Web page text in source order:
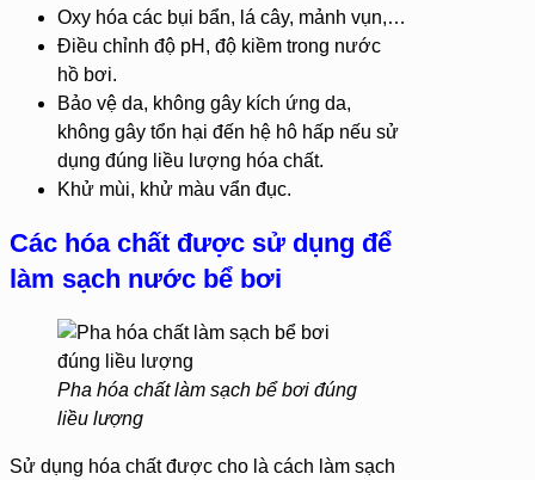
Oxy hóa các bụi bẩn, lá cây, mảnh vụn,…
Điều chỉnh độ pH, độ kiềm trong nước
hồ bơi.
Bảo vệ da, không gây kích ứng da,
không gây tổn hại đến hệ hô hấp nếu sử
dụng đúng liều lượng hóa chất.
Khử mùi, khử màu vẩn đục.
Các hóa chất được sử dụng để
làm sạch nước bể bơi
Pha hóa chất làm sạch bể bơi đúng
liều lượng
Sử dụng hóa chất được cho là cách làm sạch